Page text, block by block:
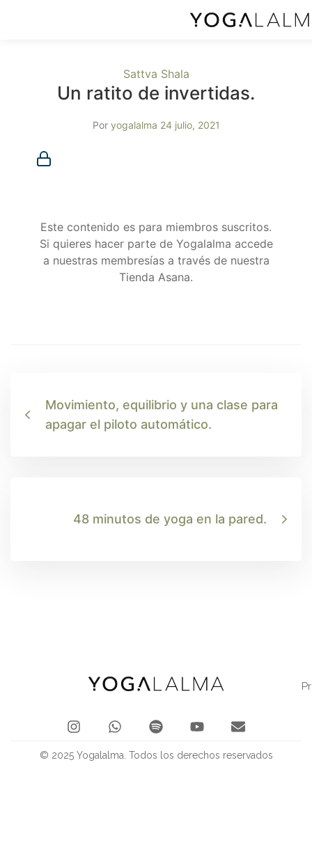
Sattva Shala
Un ratito de invertidas.
Por yogalalma 24 julio, 2021
Movimiento, equilibrio y una clase para
apagar el piloto automático.
48 minutos de yoga en la pared.
© 2025 Yogalalma. Todos los derechos reservados